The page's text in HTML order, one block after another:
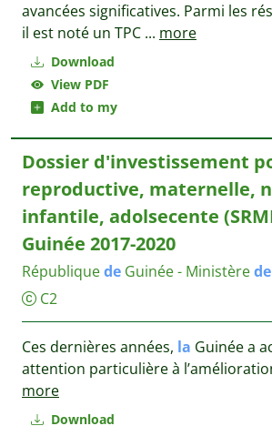
Download
View PDF
Add to my
avancées significatives. Parmi les
il est noté un TPC ... more
Download
Dossier d'investissement
reproductive, maternelle,
infantile, adolsecente
Guinée 2017-2020
Républiquede Guinée - Ministèrede
C2
Ces dernières années, la Guinée a
attention particulière à
more